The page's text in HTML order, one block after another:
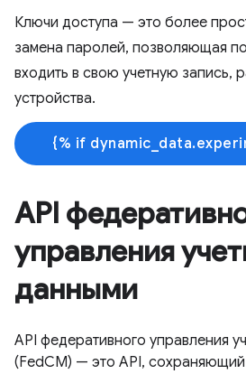
Ключи доступа — это более
замена паролей, позволяющая
входить в свою учетную запись,
устройства.
API
управления
данными
API федеративного управления
(FedCM) — это API, сохраняющий